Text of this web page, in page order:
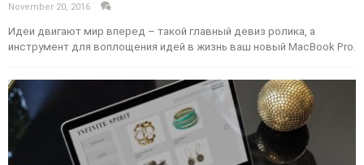
November 20, 2016
Идеи двигают мир вперед – такой главный девиз ролика, а
инструмент для воплощения идей в жизнь ваш новый MacBook Pro.